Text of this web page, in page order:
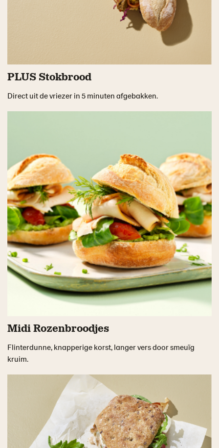
PLUS Stokbrood
Direct uit de vriezer in 5 minuten afgebakken.
Midi Rozenbroodjes
Flinterdunne, knapperige korst, langer vers door smeuïg
kruim.